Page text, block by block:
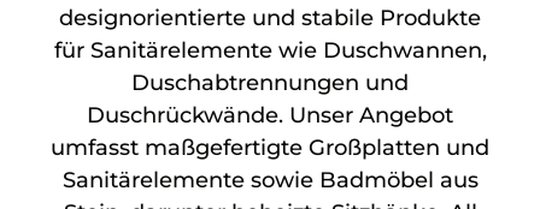
designorientierte und stabile Produkte
für Sanitärelemente wie Duschwannen,
Duschabtrennungen und
Duschrückwände. Unser Angebot
umfasst maßgefertigte Großplatten und
Sanitärelemente sowie Badmöbel aus